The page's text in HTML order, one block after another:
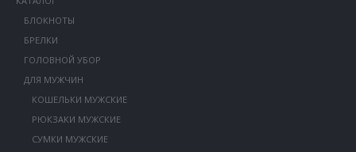
БЛОКНОТЫ
БРЕЛКИ
ГОЛОВНОЙ УБОР
ДЛЯ МУЖЧИН
КОШЕЛЬКИ МУЖСКИЕ
РЮКЗАКИ МУЖСКИЕ
СУМКИ МУЖСКИЕ